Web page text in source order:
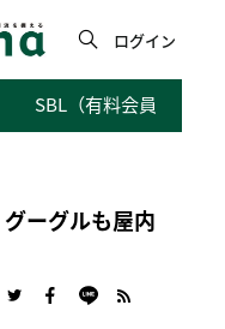
ログイン
SBL（有料会員向けサ
ーグルも屋内